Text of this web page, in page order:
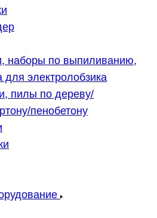
наборы по выпиливанию,
для электролобзика
пилы по дереву/
пенобетону